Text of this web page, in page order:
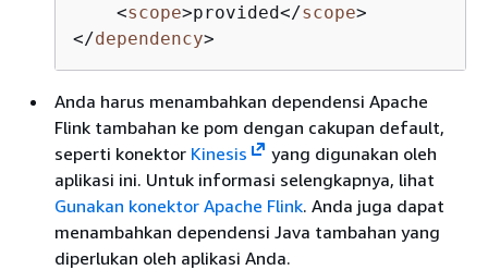
<scope>provided</scope>
</dependency>
Anda harus menambahkan dependensi Apache
Flink tambahan ke pom dengan cakupan default,
seperti konektor Kinesis
yang digunakan oleh
aplikasi ini. Untuk informasi selengkapnya, lihat
Gunakan konektor Apache Flink. Anda juga dapat
menambahkan dependensi Java tambahan yang
diperlukan oleh aplikasi Anda.